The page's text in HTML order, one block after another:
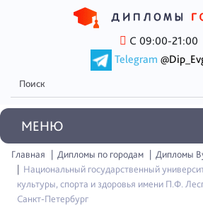
С 09:00-21:00
Telegram
MEНЮ
Главная Дипломы по городам
Дипломы
Национальный государственный
культуры, спорта и здоровья имени П.Ф.
Санкт-Петербург